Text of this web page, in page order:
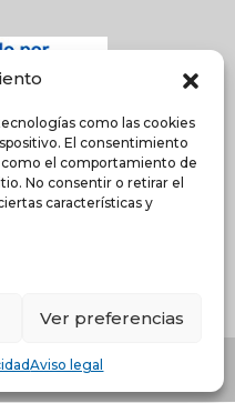
como las cookies
El consentimiento
el comportamiento de
No consentir o retirar el
características y
Ver preferencias
Aviso legal